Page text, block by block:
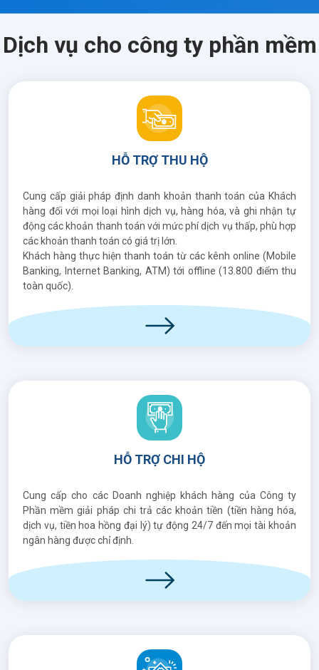
Dịch vụ cho công ty phần mềm
HỖ TRỢ THU HỘ
Cung cấp giải pháp định danh khoản thanh toán của Khách
hàng đối với mọi loại hình dịch vụ, hàng hóa, và ghi nhận tự
động các khoản thanh toán với mức phí dịch vụ thấp, phù hợp
các khoản thanh toán có giá trị lớn.
Khách hàng thực hiện thanh toán từ các kênh online (Mobile
Banking, Internet Banking, ATM) tới offline (13.800 điểm thu
toàn quốc).
HỖ TRỢ CHI HỘ
Cung cấp cho các Doanh nghiệp khách hàng của Công ty
Phần mềm giải pháp chi trả các khoản tiền (tiền hàng hóa,
dịch vụ, tiền hoa hồng đại lý) tự động 24/7 đến mọi tài khoản
ngân hàng được chỉ định.